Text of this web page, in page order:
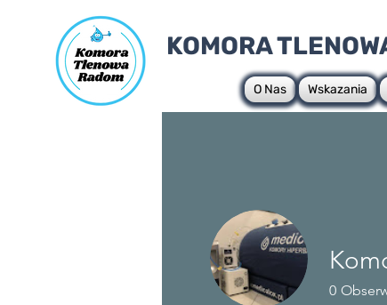
KOMORA
O Nas Wskazania
0